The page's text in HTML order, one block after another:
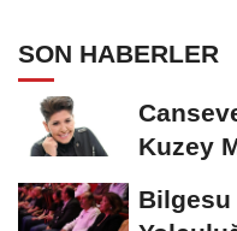
SON HABERLER
Kuzey
Bilgesu